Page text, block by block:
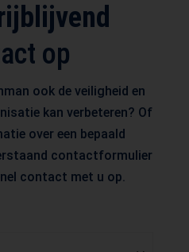
op
ook de veiligheid en
kan verbeteren? Of
over een bepaald
contactformulier
contact met u op.